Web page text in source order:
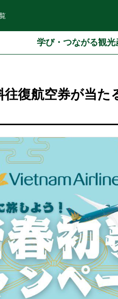
学び・つながる観
復航空券が当た